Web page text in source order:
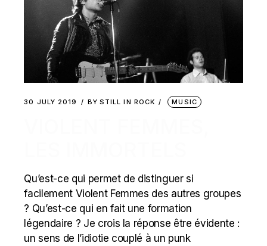
30 JULY 2019 BY STILL IN ROCK MUSIC
Qu’est-ce qui permet de distinguer si
facilement Violent Femmes des autres groupes
? Qu’est-ce qui en fait une formation
légendaire ? Je crois la réponse être évidente :
un sens de l’idiotie couplé à un punk